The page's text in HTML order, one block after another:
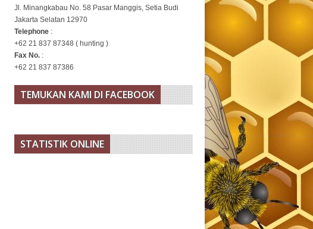
Jl. Minangkabau No. 58 Pasar Manggis, Setia Budi
Jakarta Selatan 12970
Telephone :
+62 21 837 87348 ( hunting )
Fax No. :
+62 21 837 87386
TEMUKAN KAMI DI FACEBOOK
STATISTIK ONLINE